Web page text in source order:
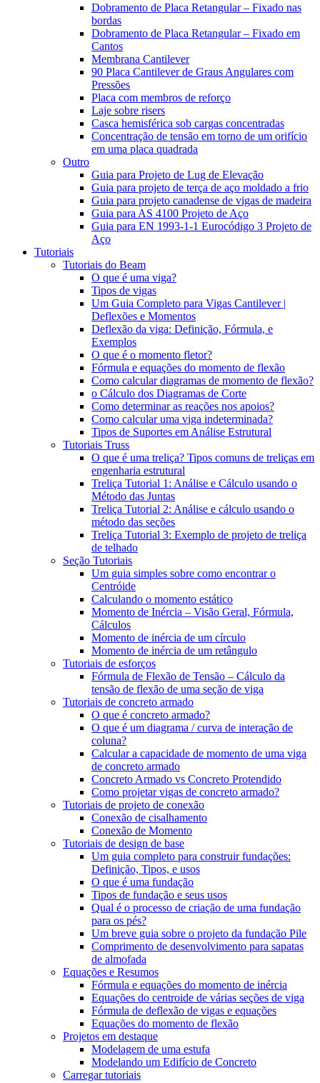
Dobramento de Placa Retangular – Fixado nas
bordas
Dobramento de Placa Retangular – Fixado em
Cantos
Membrana Cantilever
90 Placa Cantilever de Graus Angulares com
Pressões
Placa com membros de reforço
Laje sobre risers
Casca hemisférica sob cargas concentradas
Concentração de tensão em torno de um orifício
em uma placa quadrada
Outro
Guia para Projeto de Lug de Elevação
Guia para projeto de terça de aço moldado a frio
Guia para projeto canadense de vigas de madeira
Guia para AS 4100 Projeto de Aço
Guia para EN 1993-1-1 Eurocódigo 3 Projeto de
Aço
Tutoriais
Tutoriais do Beam
O que é uma viga?
Tipos de vigas
Um Guia Completo para Vigas Cantilever |
Deflexões e Momentos
Deflexão da viga: Definição, Fórmula, e
Exemplos
O que é o momento fletor?
Fórmula e equações do momento de flexão
Como calcular diagramas de momento de flexão?
o Cálculo dos Diagramas de Corte
Como determinar as reações nos apoios?
Como calcular uma viga indeterminada?
Tipos de Suportes em Análise Estrutural
Tutoriais Truss
O que é uma treliça? Tipos comuns de treliças em
engenharia estrutural
Treliça Tutorial 1: Análise e Cálculo usando o
Método das Juntas
Treliça Tutorial 2: Análise e cálculo usando o
método das seções
Treliça Tutorial 3: Exemplo de projeto de treliça
de telhado
Seção Tutoriais
Um guia simples sobre como encontrar o
Centróide
Calculando o momento estático
Momento de Inércia – Visão Geral, Fórmula,
Cálculos
Momento de inércia de um círculo
Momento de inércia de um retângulo
Tutoriais de esforços
Fórmula de Flexão de Tensão – Cálculo da
tensão de flexão de uma seção de viga
Tutoriais de concreto armado
O que é concreto armado?
O que é um diagrama / curva de interação de
coluna?
Calcular a capacidade de momento de uma viga
de concreto armado
Concreto Armado vs Concreto Protendido
Como projetar vigas de concreto armado?
Tutoriais de projeto de conexão
Conexão de cisalhamento
Conexão de Momento
Tutoriais de design de base
Um guia completo para construir fundações:
Definição, Tipos, e usos
O que é uma fundação
Tipos de fundação e seus usos
Qual é o processo de criação de uma fundação
para os pés?
Um breve guia sobre o projeto da fundação Pile
Comprimento de desenvolvimento para sapatas
de almofada
Equações e Resumos
Fórmula e equações do momento de inércia
Equações do centroide de várias seções de viga
Fórmula de deflexão de vigas e equações
Equações do momento de flexão
Projetos em destaque
Modelagem de uma estufa
Modelando um Edifício de Concreto
Carregar tutoriais